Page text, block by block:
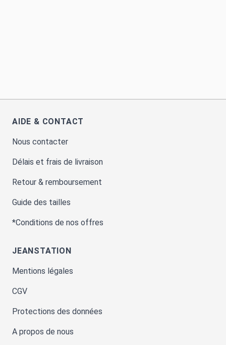
AIDE & CONTACT
Nous contacter
Délais et frais de livraison
Retour & remboursement
Guide des tailles
*Conditions de nos offres
JEANSTATION
Mentions légales
CGV
Protections des données
A propos de nous